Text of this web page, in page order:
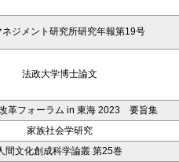
ネジメント研究所研究年報第19号
法政大学博士論文
革フォーラム in 東海 2023 要旨集
家族社会学研究
間文化創成科学論叢 第25巻